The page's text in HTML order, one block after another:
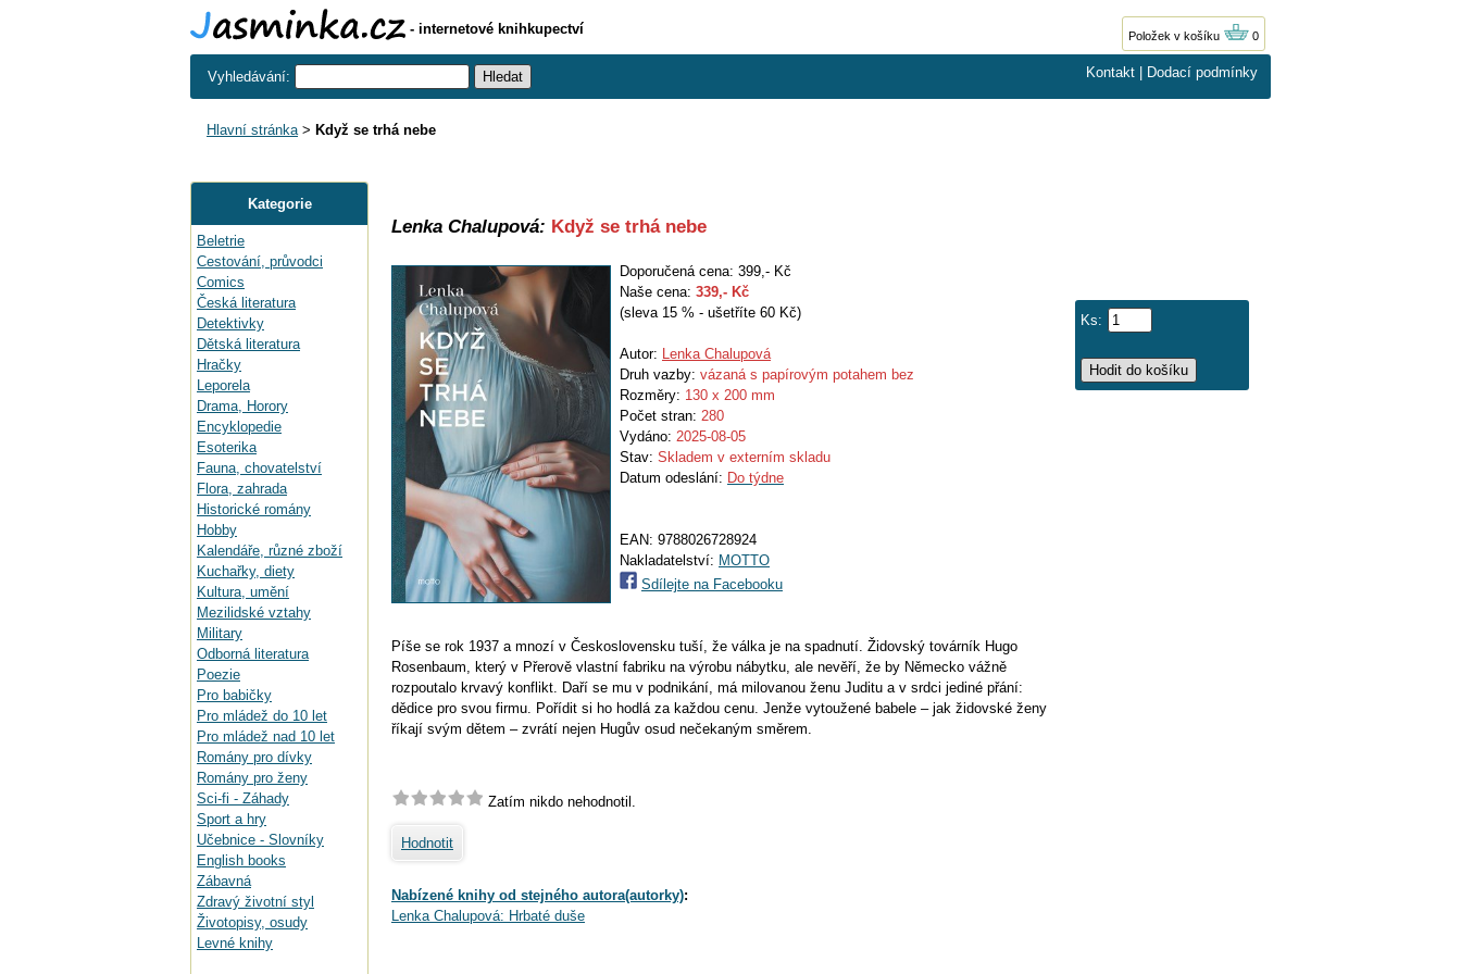
- internetové knihkupectví Položek v košíku 0
Vyhledávání: Kontakt Dodací podmínky
Hlavní stránka> Když se trhá nebe
Kategorie
Beletrie
Cestování, průvodci
Comics
Česká literatura
Detektivky
Dětská literatura
Hračky
Leporela
Drama, Horory
Encyklopedie
Esoterika
Fauna, chovatelství
Flora, zahrada
Historické romány
Hobby
Kalendáře, různé zboží
Kuchařky, diety
Kultura, umění
Mezilidské vztahy
Military
Odborná literatura
Poezie
Pro babičky
Pro mládež do 10 let
Pro mládež nad 10 let
Romány pro dívky
Romány pro ženy
Sci-fi - Záhady
Sport a hry
Učebnice - Slovníky
English books
Zábavná
Zdravý životní styl
Životopisy, osudy
Levné knihy
Lenka Chalupová: Když se trhá nebe
Doporučená cena: 399,- Kč
Naše cena: 339,- Kč
(sleva 15 % - ušetříte 60 Kč)
Autor: Lenka Chalupová
Druh vazby: vázaná s papírovým potahem bez
Rozměry: 130 x 200 mm
Počet stran: 280
Vydáno: 2025-08-05
Stav: Skladem v externím skladu
Datum odeslání: Do týdne
EAN: 9788026728924
Nakladatelství: MOTTO
Sdílejte na Facebooku
Píše se rok 1937 a mnozí v Československu tuší, že válka je na spadnutí. Židovský továrník Hugo
Rosenbaum, který v Přerově vlastní fabriku na výrobu nábytku, ale nevěří, že by Německo vážně
rozpoutalo krvavý konflikt. Daří se mu v podnikání, má milovanou ženu Juditu a v srdci jediné přání:
dědice pro svou firmu. Pořídit si ho hodlá za každou cenu. Jenže vytoužené babele – jak židovské ženy
říkají svým dětem – zvrátí nejen Hugův osud nečekaným směrem.
Zatím nikdo nehodnotil.
Hodnotit
Nabízené knihy od stejného autora(autorky):
Lenka Chalupová: Hrbaté duše
Ks: